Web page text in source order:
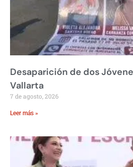
Desaparición de dos
Vallarta
7 de agosto, 2026
Leer más »